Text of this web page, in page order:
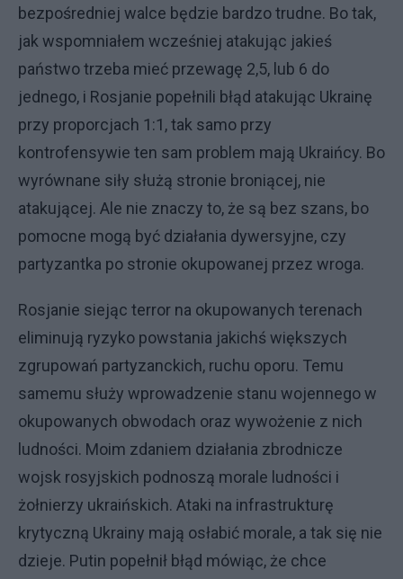
bezpośredniej walce będzie bardzo trudne. Bo tak,
jak wspomniałem wcześniej atakując jakieś
państwo trzeba mieć przewagę 2,5, lub 6 do
jednego, i Rosjanie popełnili błąd atakując Ukrainę
przy proporcjach 1:1, tak samo przy
kontrofensywie ten sam problem mają Ukraińcy. Bo
wyrównane siły służą stronie broniącej, nie
atakującej. Ale nie znaczy to, że są bez szans, bo
pomocne mogą być działania dywersyjne, czy
partyzantka po stronie okupowanej przez wroga.
Rosjanie siejąc terror na okupowanych terenach
eliminują ryzyko powstania jakichś większych
zgrupowań partyzanckich, ruchu oporu. Temu
samemu służy wprowadzenie stanu wojennego w
okupowanych obwodach oraz wywożenie z nich
ludności. Moim zdaniem działania zbrodnicze
wojsk rosyjskich podnoszą morale ludności i
żołnierzy ukraińskich. Ataki na infrastrukturę
krytyczną Ukrainy mają osłabić morale, a tak się nie
dzieje. Putin popełnił błąd mówiąc, że chce